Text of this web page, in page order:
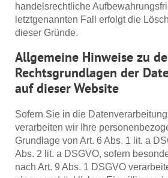
handelsrechtliche
letztgenannten Fall erfolgt die
dieser Gründe.
Allgemeine Hinweise zu
Rechtsgrundlagen der
auf dieser Website
Sofern Sie in die
verarbeiten wir Ihre
Grundlage von Art. 6 Abs. 1 lit. a
Abs. 2 lit. a DSGVO, sofern
nach Art. 9 Abs. 1 DSGVO